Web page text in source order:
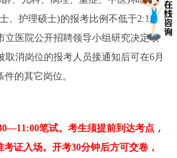
、护理硕士)的报考比例不低于2:1。
立医院公开招聘领导小组研究决定取
消岗位的报考人员接通知后可在6月
的其它岗位。
笔试。考生须提前到达考点，
证入场。开考30分钟后方可交卷，